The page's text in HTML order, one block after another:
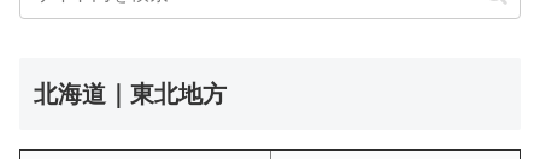
北海道｜東北地方